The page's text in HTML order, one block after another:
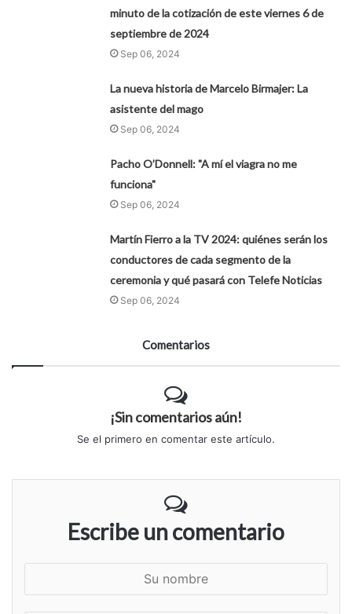
minuto de la cotización de este viernes 6 de
septiembre de 2024
Sep 06, 2024
La nueva historia de Marcelo Birmajer: La
asistente del mago
Sep 06, 2024
Pacho O’Donnell: "A mí el viagra no me
funciona"
Sep 06, 2024
Martín Fierro a la TV 2024: quiénes serán los
conductores de cada segmento de la
ceremonia y qué pasará con Telefe Noticias
Sep 06, 2024
Comentarios
¡Sin comentarios aún!
Se el primero en comentar este artículo.
Escribe un comentario